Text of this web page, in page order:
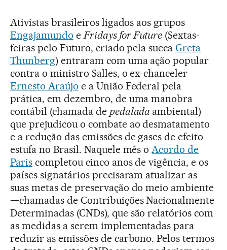
Ativistas brasileiros ligados aos grupos
Engajamundo eFridays for Future (Sextas-
feiras pelo Futuro, criado pela suecaGreta
Thunberg) entraram com uma ação popular
contra o ministro Salles, o ex-chanceler
Ernesto Araújo e a União Federal pela
prática, em dezembro, de uma manobra
contábil (chamada de pedalada ambiental)
que prejudicou o combate ao desmatamento
e a redução das emissões de gases de efeito
estufa no Brasil. Naquele mês oAcordo de
Pariscompletou cinco anos de vigência, e os
países signatários precisaram atualizar as
suas metas de preservação do meio ambiente
—chamadas de Contribuições Nacionalmente
Determinadas (CNDs), que são relatórios com
as medidas a serem implementadas para
reduzir as emissões de carbono. Pelos termos